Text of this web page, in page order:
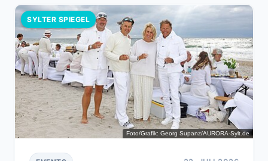
SYLTER SPIEGEL
Foto/Grafik: Georg Supanz/AURORA-Sylt.de